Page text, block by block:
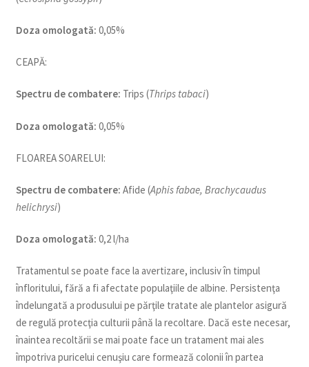
Doza omologată: 0,05%
CEAPĂ:
Spectru de combatere: Trips (Thrips tabaci)
Doza omologată: 0,05%
FLOAREA SOARELUI:
Spectru de combatere: Afide (Aphis fabae, Brachycaudus
helichrysi)
Doza omologată: 0,2 l/ha
Tratamentul se poate face la avertizare, inclusiv în timpul
înfloritului, fără a fi afectate populaţiile de albine. Persistenţa
îndelungată a produsului pe părţile tratate ale plantelor asigură
de regulă protecţia culturii până la recoltare. Dacă este necesar,
înaintea recoltării se mai poate face un tratament mai ales
împotriva puricelui cenuşiu care formează colonii în partea